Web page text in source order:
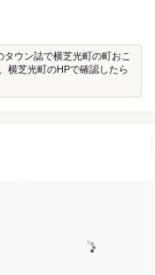
タウン誌で横芝光町の町おこ
横芝光町のHPで確認したら